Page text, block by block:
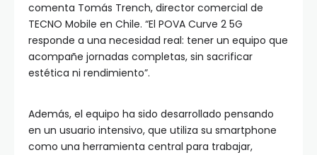
comenta Tomás Trench, director comercial de
TECNO Mobile en Chile. “El POVA Curve 2 5G
responde a una necesidad real: tener un equipo que
acompañe jornadas completas, sin sacrificar
estética ni rendimiento”.
Además, el equipo ha sido desarrollado pensando
en un usuario intensivo, que utiliza su smartphone
como una herramienta central para trabajar,